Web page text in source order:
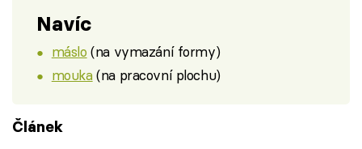
Navíc
máslo (na vymazání formy)
mouka(na pracovní plochu)
Článek